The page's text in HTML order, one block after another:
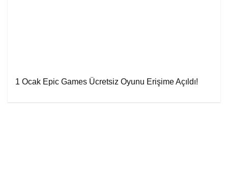
1 Ocak Epic Games Ücretsiz Oyunu Erişime Açıldı!